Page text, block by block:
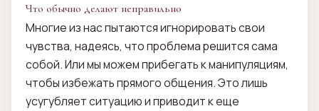
Что обычно делают неправильно
Многие из нас пытаются игнорировать свои
чувства, надеясь, что проблема решится сама
собой. Или мы можем прибегать к манипуляциям,
чтобы избежать прямого общения. Это лишь
усугубляет ситуацию и приводит к еще